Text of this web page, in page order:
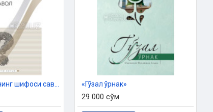
«Гўзал ўрнак»
29 000 сўм